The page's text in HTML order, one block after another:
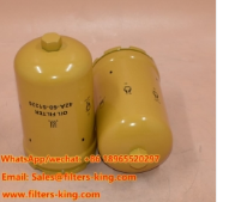
entspricht R010009 für
Yuchai-Motor.